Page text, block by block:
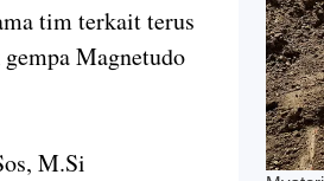
tim terkait terus
Magnetudo
M.Si